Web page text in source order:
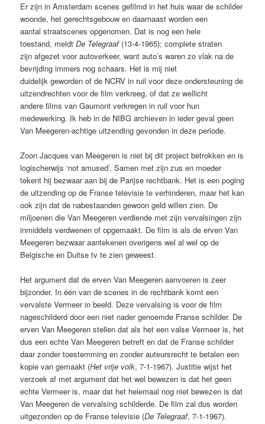
Er zijn in Amsterdam scenes gefilmd in het huis waar de schilder
woonde, het gerechtsgebouw en daarnaast worden een
aantal straatscenes opgenomen. Dat is nog een hele
toestand, meldtDe Telegraaf(13-4-1965); complete straten
zijn afgezet voor autoverkeer, want auto’s waren zo vlak na de
bevrijding immers nog schaars. Het is mij niet
duidelijk geworden of de NCRV in ruil voor deze ondersteuning de
uitzendrechten voor de film verkreeg, of dat ze wellicht
andere films van Gaumont verkregen in ruil voor hun
medewerking. Ik heb in de NIBG archieven in ieder geval geen
Van Meegeren-achtige uitzending gevonden in deze periode.
Zoon Jacques van Meegeren is niet bij dit project betrokken en is
logischerwijs ‘not amused’. Samen met zijn zus en moeder
tekent hij bezwaar aan bij de Parijse rechtbank. Het is een poging
de uitzending op de Franse televisie te verhinderen, maar het kan
ook zijn dat de nabestaanden gewoon geld willen zien. De
miljoenen die Van Meegeren verdiende met zijn vervalsingen zijn
inmiddels verdwenen of opgemaakt. De film is als de erven Van
Meegeren bezwaar aantekenen overigens wel al wel op de
Belgische en Duitse tv te zien geweest.
Het argument dat de erven Van Meegeren aanvoeren is zeer
bijzonder. In één van de scenes in de rechtbank komt een
vervalste Vermeer in beeld. Deze vervalsing is voor de film
nageschilderd door een niet nader genoemde Franse schilder. De
erven Van Meegeren stellen dat als het een valse Vermeer is, het
dus een echte Van Meegeren betreft en dat de Franse schilder
daar zonder toestemming en zonder auteursrecht te betalen een
kopie van gemaakt (Het vrije volk, 7-1-1967). Justitie wijst het
verzoek af met argument dat het wel bewezen is dat het geen
echte Vermeer is, maar dat het helemaal nog niet bewezen is dat
Van Meegeren de vervalsing schilderde. De film zal dus worden
uitgezonden op de Franse televisie (De Telegraaf, 7-1-1967).